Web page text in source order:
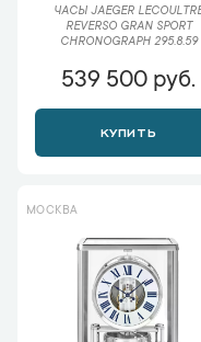
ЧАСЫ JAEGER
REVERSO GRAN SPORT
CHRONOGRAPH 295.8.59
539 500 руб.
КУПИТЬ
МОСКВА